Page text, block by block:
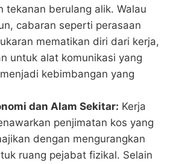
tekanan berulang alik. Walau
cabaran seperti perasaan
mematikan diri dari kerja,
untuk alat komunikasi yang
kebimbangan yang
dan Alam Sekitar: Kerja
penjimatan kos yang
dengan mengurangkan
ruang pejabat fizikal. Selain